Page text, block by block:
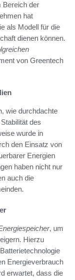
Bereich der
hat
als Modell für die
dienen können.
von Greentech
wie durchdachte
des
wurde in
den Einsatz von
Energien
haben nicht nur
auch die
, um
Hierzu
Energieverbrauch
erwartet, dass die